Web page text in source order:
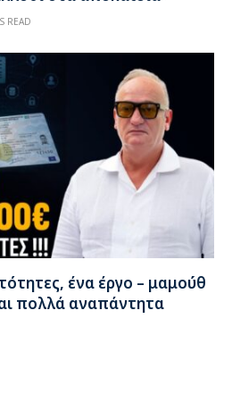
READ
ένα έργο – μαμούθ
πολλά αναπάντητα